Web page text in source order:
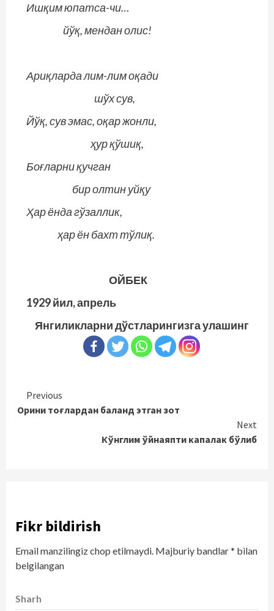
Ишқим юпатса-чи…
йўқ, мендан олис!
Ариқларда лим-лим оқади
шўх сув,
Йўқ, сув эмас, оқар жонли,
ҳур қўшиқ,
Боғларни қучган
бир олтин уйқу
Ҳар ёнда гўзаллик,
ҳар ён бахт тўлиқ.
ОЙБЕК
1929 йил,апрель
Янгиликларни дўстларингизга улашинг
Continue
Reading
Previous
Орини тоғлардан баланд этган зот
Next
Кўнглим ўйнаяпти капалак бўлиб
Fikr bildirish
Email manzilingiz chop etilmaydi. Majburiy bandlar* bilan
belgilangan
Sharh